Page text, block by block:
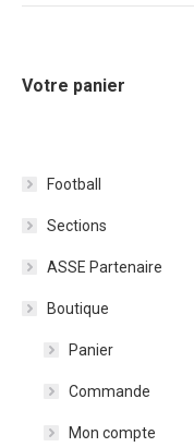
Votre panier
Football
Sections
ASSE Partenaire
Boutique
Panier
Commande
Mon compte